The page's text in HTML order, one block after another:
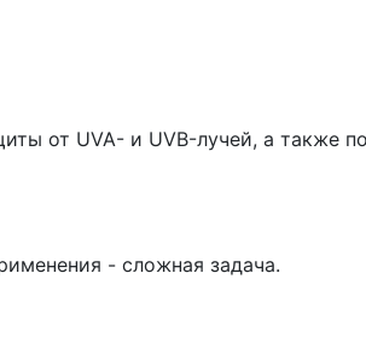
от UVA- и UVB-лучей, а также
- сложная задача.